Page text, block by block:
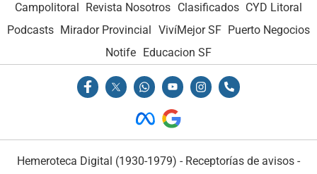
Campolitoral Revista Nosotros Clasificados CYD Litoral
Podcasts Mirador Provincial VivíMejor SF Puerto Negocios
Notife Educacion SF
Hemeroteca Digital (1930-1979) - Receptorías de avisos -